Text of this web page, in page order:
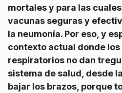
mortales y para las
vacunas seguras y
la neumonía. Por eso, y
contexto actual donde
respiratorios no dan
sistema de salud, desde
bajar los brazos, porque